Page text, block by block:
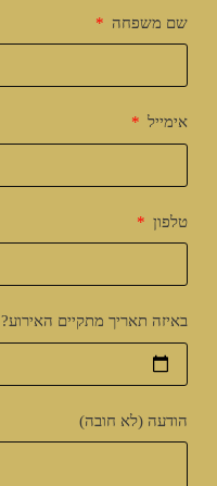
שם משפחה
אימייל
טלפון
באיזה תאריך מתקיים האירוע?
הודעה (לא חובה)